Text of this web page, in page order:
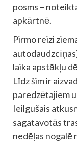
posms –
apkārtnē.
Pirmo reizi
laika apstākļu
Līdz šim ir
paredzētajiem
Ieilgušais
sagatavotās
nedēļas nogalē